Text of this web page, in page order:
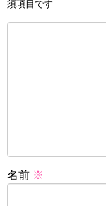
須項目です
名前 ※